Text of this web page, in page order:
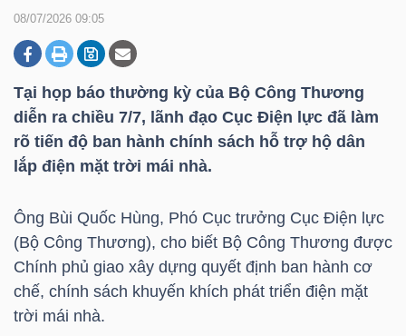
08/07/2026 09:05
Tại họp báo thường kỳ của Bộ Công Thương
diễn ra chiều 7/7, lãnh đạo Cục Điện lực đã làm
rõ tiến độ ban hành chính sách hỗ trợ hộ dân
lắp điện mặt trời mái nhà.
Ông Bùi Quốc Hùng, Phó Cục trưởng Cục Điện lực
(Bộ Công Thương), cho biết Bộ Công Thương được
Chính phủ giao xây dựng quyết định ban hành cơ
chế, chính sách khuyến khích phát triển điện mặt
trời mái nhà.
DOANH
NGHIỆP
BẤT
SẢN
TÀI